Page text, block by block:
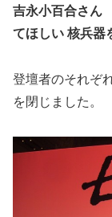
吉永小百合さん
てほしい 核兵器
登壇者のそれぞ
を閉じました。